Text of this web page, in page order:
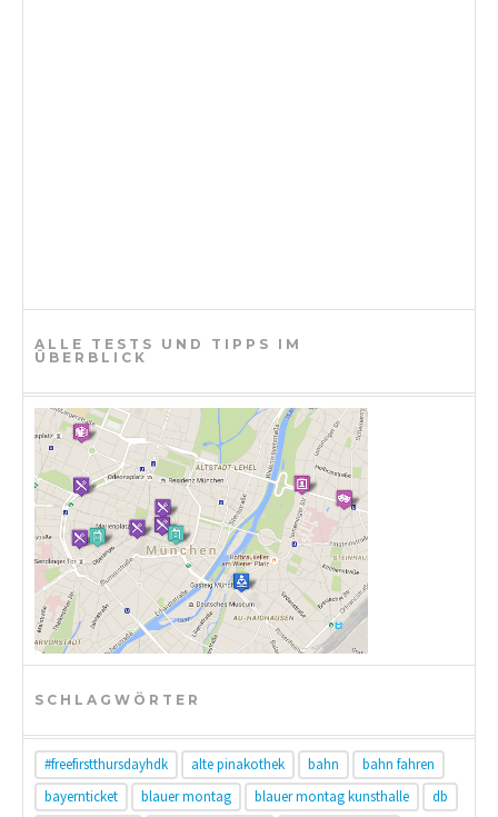
ALLE TESTS UND TIPPS IM
ÜBERBLICK
SCHLAGWÖRTER
#freefirstthursdayhdk alte pinakothek bahn
bahn fahren
bayernticket
blauer montag blauer montag kunsthalle
db